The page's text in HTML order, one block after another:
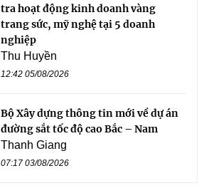
tra hoạt động kinh doanh vàng
trang sức, mỹ nghệ tại 5 doanh
nghiệp
Thu Huyền
12:42 05/08/2026
Bộ Xây dựng thông tin mới về dự án
đường sắt tốc độ cao Bắc – Nam
Thanh Giang
07:17 03/08/2026